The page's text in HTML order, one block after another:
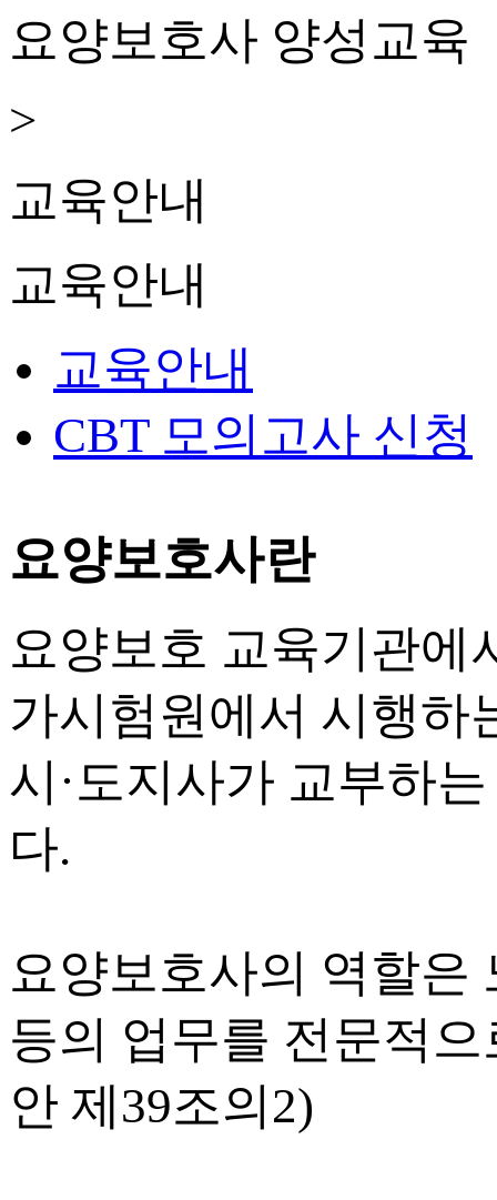
요양보호사 양성교육
>
교육안내
교육안내
교육안내
CBT 모의고사 신청
요양보호사란
요양보호 교육기관에
가시험원에서 시행하
시·도지사가 교부하
다.
요양보호사의 역할은
등의 업무를 전문적
안 제39조의2)